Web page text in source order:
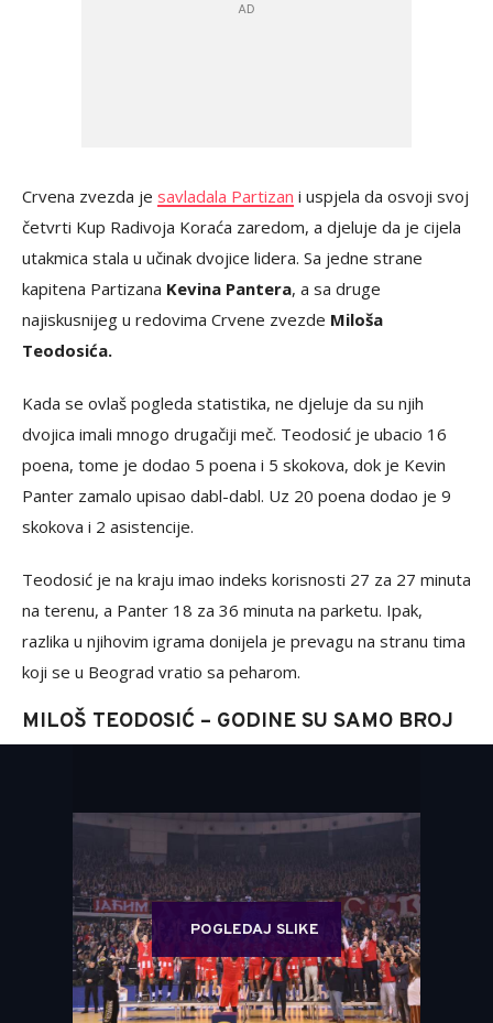
Crvena zvezda je savladala Partizan i uspjela da osvoji svoj
četvrti Kup Radivoja Koraća zaredom, a djeluje da je cijela
utakmica stala u učinak dvojice lidera. Sa jedne strane
kapitena Partizana Kevina Pantera, a sa druge
najiskusnijeg u redovima Crvene zvezde Miloša
Teodosića.
Kada se ovlaš pogleda statistika, ne djeluje da su njih
dvojica imali mnogo drugačiji meč. Teodosić je ubacio 16
poena, tome je dodao 5 poena i 5 skokova, dok je Kevin
Panter zamalo upisao dabl-dabl. Uz 20 poena dodao je 9
skokova i 2 asistencije.
Teodosić je na kraju imao indeks korisnosti 27 za 27 minuta
na terenu, a Panter 18 za 36 minuta na parketu. Ipak,
razlika u njihovim igrama donijela je prevagu na stranu tima
koji se u Beograd vratio sa peharom.
MILOŠ TEODOSIĆ – GODINE SU SAMO BROJ
POGLEDAJ SLIKE